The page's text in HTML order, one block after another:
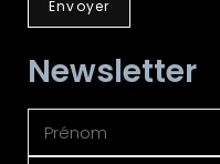
Newsletter